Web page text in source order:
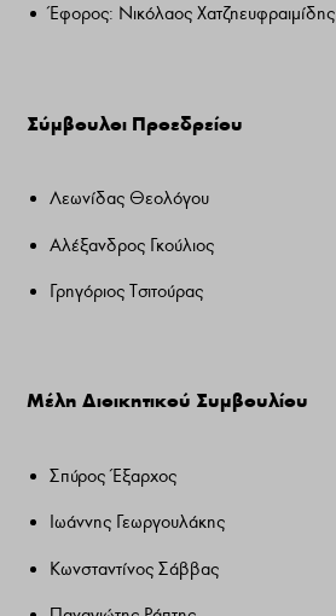
Έφορος: Νικόλαος Χατζηευφραιμίδης
Σύμβουλοι Προεδρείου
Λεωνίδας Θεολόγου
Αλέξανδρος Γκούλιος
Γρηγόριος Τσιτούρας
Μέλη Διοικητικού Συμβουλίου
Σπύρος Έξαρχος
Ιωάννης Γεωργουλάκης
Κωνσταντίνος Σάββας